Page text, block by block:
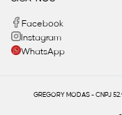
Facebook
Instagram
WhatsApp
GREGORY MODAS - CNPJ